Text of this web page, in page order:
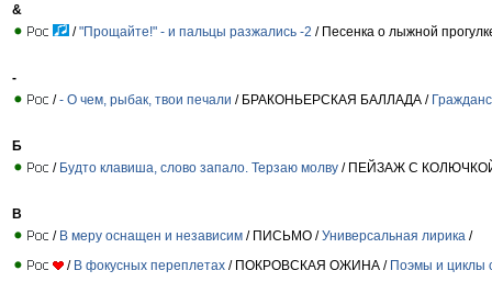
&
/"Прощайте!" - и пальцы разжались -2 / Песенка о лыжной
-
/- О чем, рыбак, твои печали / БРАКОНЬЕРСКАЯ БАЛЛАДА /
Б
/ Будто клавиша, слово запало. Терзаю молву / ПЕЙЗАЖ С
В
/ В меру оснащен и независим / ПИСЬМО /Универсальная лирика /
/ В фокусных переплетах / ПОКРОВСКАЯ ОЖИНА / Поэмы и циклы